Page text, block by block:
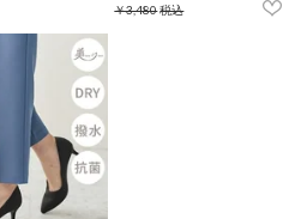
￥3,480税込